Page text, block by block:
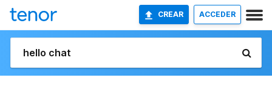
CREAR ACCEDER